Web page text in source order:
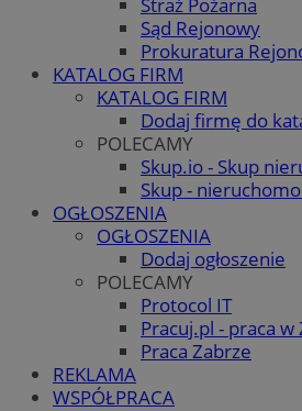
Sąd Rejonowy
Prokuratura
KATALOG FIRM
KATALOG FIRM
Dodaj firmę do
POLECAMY
Skup.io - Skup
Skup -
OGŁOSZENIA
OGŁOSZENIA
Dodaj ogłoszenie
POLECAMY
Protocol IT
Pracuj.pl - praca w
Praca Zabrze
REKLAMA
WSPÓŁPRACA